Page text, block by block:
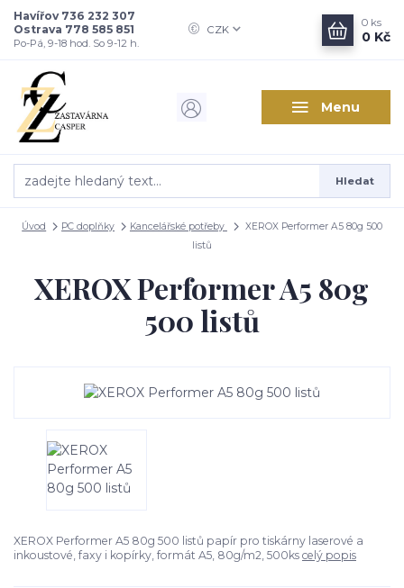
Menu
CZK
Hledat
Havířov 736 232 307
Ostrava 778 585 851
Po-Pá, 9-18 hod. So 9-12 h.
0 ks
0 Kč
Úvod PC doplňky Kancelářské potřeby
XEROX Performer A5 80g 500
listů
XEROX Performer A5 80g
500 listů
XEROX Performer A5 80g 500 listů papír pro tiskárny laserové a
inkoustové, faxy i kopírky, formát A5, 80g/m2, 500ks celý popis